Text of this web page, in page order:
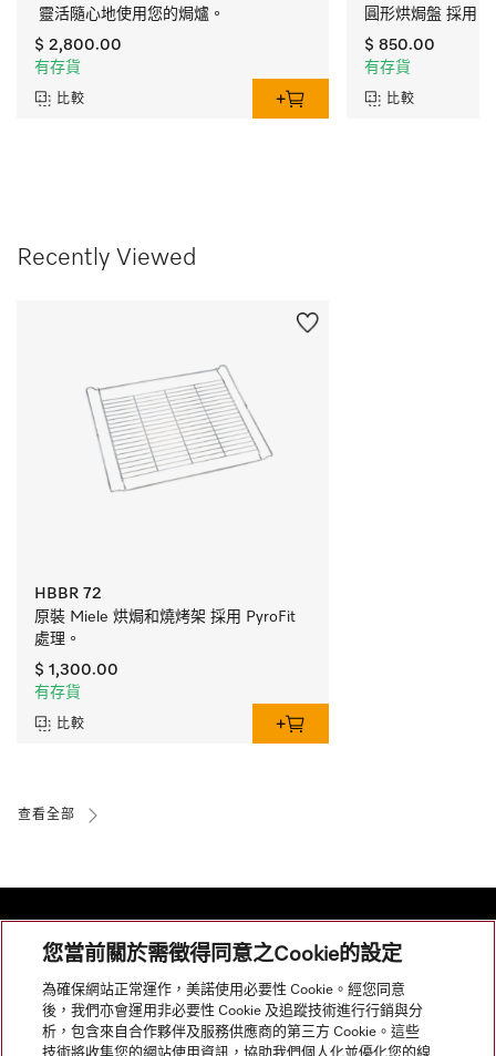
靈活隨心地使用您的焗爐。
$ 2,800.00
有存貨
比較
圓形烘焗盤 採用
$ 850.00
有存貨
比較
Recently Viewed
HBBR 72
原裝 Miele 烘焗和燒烤架 採用 PyroFit
處理。
$ 1,300.00
有存貨
比較
查看全部
網站導航
您當前關於需徵得同意之Cookie的設定
為確保網站正常運作，美諾使用必要性 Cookie。經您同意
後，我們亦會運用非必要性 Cookie 及追蹤技術進行行銷與分
析，包含來自合作夥伴及服務供應商的第三方 Cookie。這些